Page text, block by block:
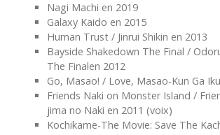
Nagi Machi en 2019
Galaxy Kaido en 2015
Human Trust / Jinrui Shikin en 2013
Bayside Shakedown The Final /
The Finalen 2012
Go, Masao! / Love, Masao-Kun Ga
Friends Naki on Monster Island /
jima no Naki en 2011 (voix)
Kochikame-The Movie: Save The